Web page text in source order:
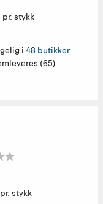
pr. stykk
i 48 butikker
(65)
pr. stykk